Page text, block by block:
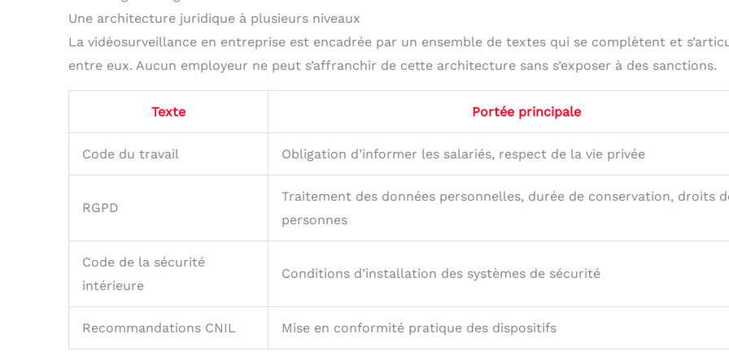
Une architecture juridique à plusieurs niveaux
La vidéosurveillance en entreprise est encadrée par un ensemble de textes qui se complètent et
entre eux. Aucun employeur ne peut s’affranchir de cette architecture sans s’exposer à des sanctions.
Texte Portée principale
Code du travail Obligation d’informer les salariés, respect de la vie privée
RGPD
Traitement des données personnelles, durée de conservation, droits
personnes
Code de la sécurité
intérieure
Conditions d’installation des systèmes de sécurité
Recommandations CNIL Mise en conformité pratique des dispositifs